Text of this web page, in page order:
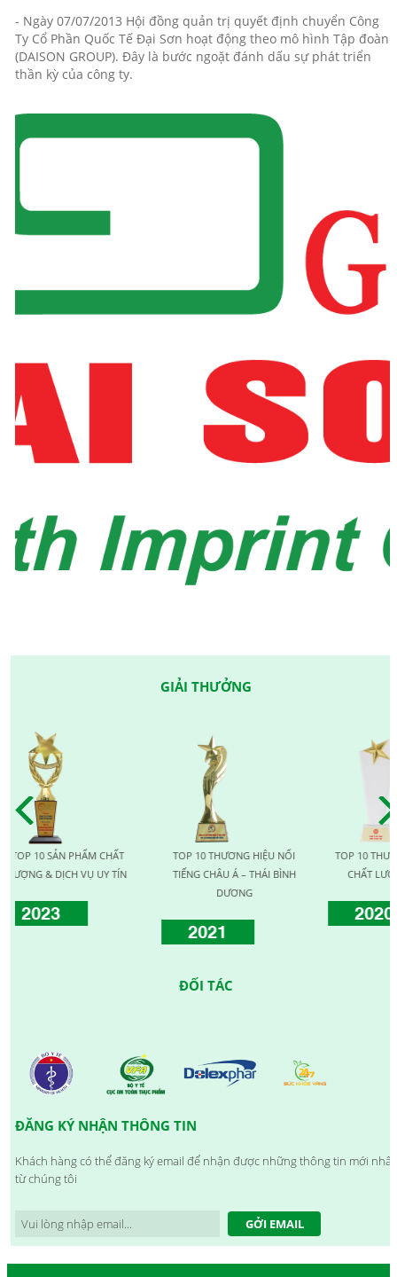
- Ngày 07/07/2013 Hội đồng quản trị quyết định chuyển Công
Ty Cổ Phần Quốc Tế Đại Sơn hoạt động theo mô hình Tập đoàn
(DAISON GROUP). Đây là bước ngoặt đánh dấu sự phát triển
thần kỳ của công ty.
GIẢI THƯỞNG
10 SẢN PHẨM CHẤT
& DỊCH VỤ UY TÍN
TOP 10 THƯƠNG HIỆU NỔI
TIẾNG CHÂU Á – THÁI BÌNH
DƯƠNG
2021
TOP 10 THƯƠNG
CHẤT LƯỢNG
2020
ĐỐI TÁC
ĐĂNG KÝ NHẬN THÔNG TIN
Khách hàng có thể đăng ký email để nhận được những thông tin mới nhất
từ chúng tôi
GỞI EMAIL